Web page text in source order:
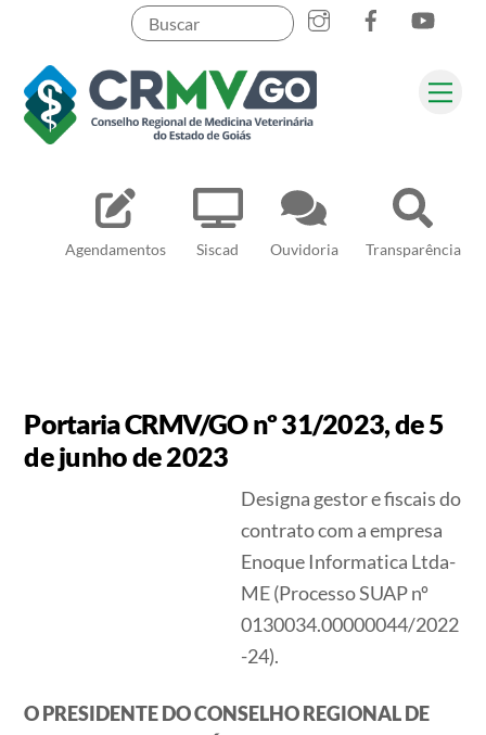
content
Agendamentos Siscad Ouvidoria Transparência
Pesquisar
Portaria CRMV/GO nº 31/2023, de 5
de junho de 2023
Designa gestor e fiscais do
contrato com a empresa
Enoque Informatica Ltda-
ME (Processo SUAP nº
0130034.00000044/2022
-24).
O PRESIDENTE DO CONSELHO REGIONAL DE